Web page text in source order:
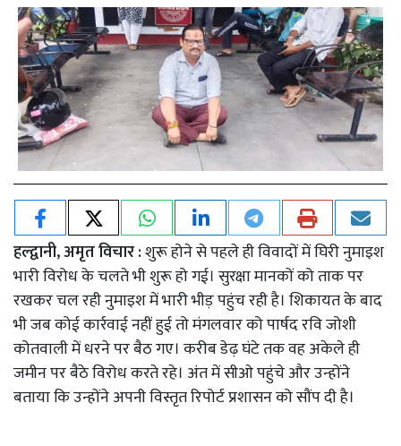
हल्द्वानी, अमृत विचार :शुरू होने से पहले ही विवादों में घिरी नुमाइश
भारी विरोध के चलते भी शुरू हो गई। सुरक्षा मानकों को ताक पर
रखकर चल रही नुमाइश में भारी भीड़ पहुंच रही है। शिकायत के बाद
भी जब कोई कार्रवाई नहीं हुई तो मंगलवार को पार्षद रवि जोशी
कोतवाली में धरने पर बैठ गए। करीब डेढ़ घंटे तक वह अकेले ही
जमीन पर बैठे विरोध करते रहे। अंत में सीओ पहुंचे और उन्होंने
बताया कि उन्होंने अपनी विस्तृत रिपोर्ट प्रशासन को सौंप दी है।